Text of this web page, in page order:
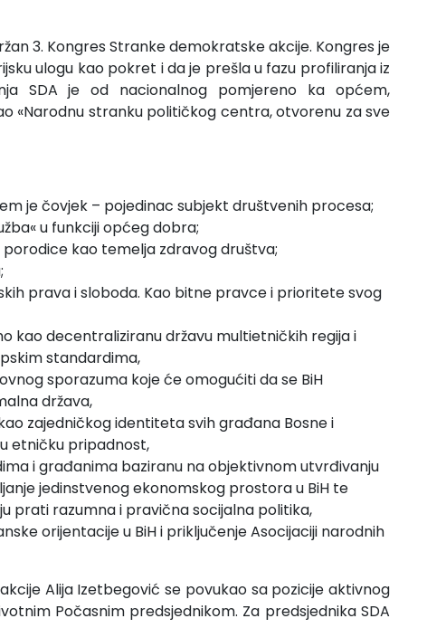
3. Kongres Stranke demokratske akcije. Kongres je
ulogu kao pokret i da je prešla u fazu profiliranja iz
SDA je od nacionalnog pomjereno ka općem,
«Narodnu stranku političkog centra, otvorenu za sve
je čovjek – pojedinac subjekt društvenih procesa;
u funkciji općeg dobra;
kao temelja zdravog društva;
prava i sloboda. Kao bitne pravce i prioritete svog
kao decentraliziranu državu multietničkih regija i
standardima,
sporazuma koje će omogućiti da se BiH
država,
zajedničkog identiteta svih građana Bosne i
etničku pripadnost,
i građanima baziranu na objektivnom utvrđivanju
jedinstvenog ekonomskog prostora u BiH te
prati razumna i pravična socijalna politika,
orijentacije u BiH i priključenje Asocijaciji narodnih
Alija Izetbegović se povukao sa pozicije aktivnog
Počasnim predsjednikom. Za predsjednika SDA